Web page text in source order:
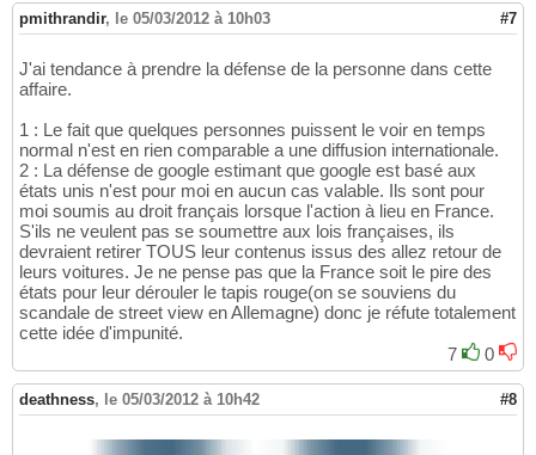
pmithrandir, le 05/03/2012 à 10h03 #7
J'ai tendance à prendre la défense de la personne dans cette
affaire.
1 : Le fait que quelques personnes puissent le voir en temps
normal n'est en rien comparable a une diffusion internationale.
2 : La défense de google estimant que google est basé aux
états unis n'est pour moi en aucun cas valable. Ils sont pour
moi soumis au droit français lorsque l'action à lieu en France.
S'ils ne veulent pas se soumettre aux lois françaises, ils
devraient retirer TOUS leur contenus issus des allez retour de
leurs voitures. Je ne pense pas que la France soit le pire des
états pour leur dérouler le tapis rouge(on se souviens du
scandale de street view en Allemagne) donc je réfute totalement
cette idée d'impunité.
7
0
deathness, le 05/03/2012 à 10h42 #8